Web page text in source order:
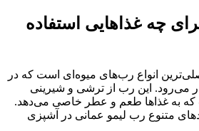
چه غذاهایی استفاده
انواع رب‌های میوه‌ای است که در
می‌رود. این رب از ترشی و شیرینی
به غذاها طعم و عطر خاصی می‌دهد.
متنوع رب لیمو عمانی در آشپزی